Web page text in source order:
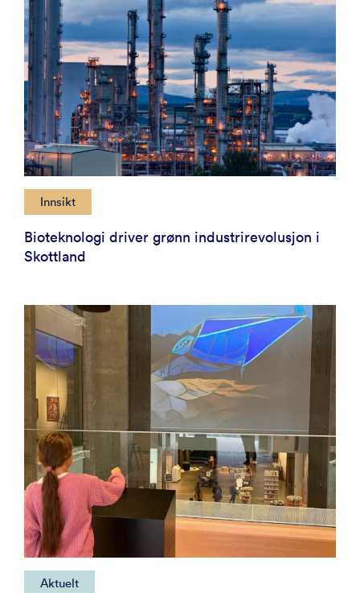
Innsikt
Bioteknologi driver grønn industrirevolusjon i
Skottland
Aktuelt